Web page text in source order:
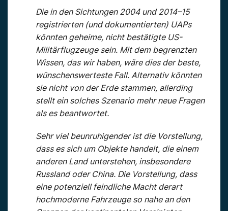
Die in den Sichtungen 2004 und 2014–15
registrierten (und dokumentierten) UAPs
könnten geheime, nicht bestätigte US-
Militärflugzeuge sein. Mit dem begrenzten
Wissen, das wir haben, wäre dies der beste,
wünschenswerteste Fall. Alternativ könnten
sie nicht von der Erde stammen, allerding
stellt ein solches Szenario mehr neue Fragen
als es beantwortet.
Sehr viel beunruhigender ist die Vorstellung,
dass es sich um Objekte handelt, die einem
anderen Land unterstehen, insbesondere
Russland oder China. Die Vorstellung, dass
eine potenziell feindliche Macht derart
hochmoderne Fahrzeuge so nahe an den